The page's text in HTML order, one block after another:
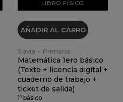
LIBRO FÍSICO
AÑADIR AL CARRO
Savia - Primaria
Matemática 1ero básico
(Texto + licencia digital +
cuaderno de trabajo +
ticket de salida)
1º básico